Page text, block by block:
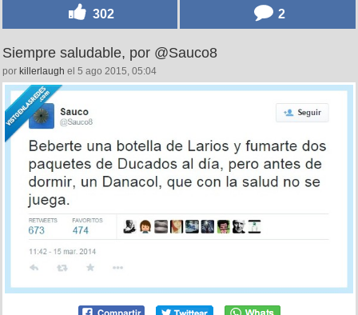
302 2
Siempre saludable, por @Sauco8
por killerlaugh el 5 ago 2015, 05:04